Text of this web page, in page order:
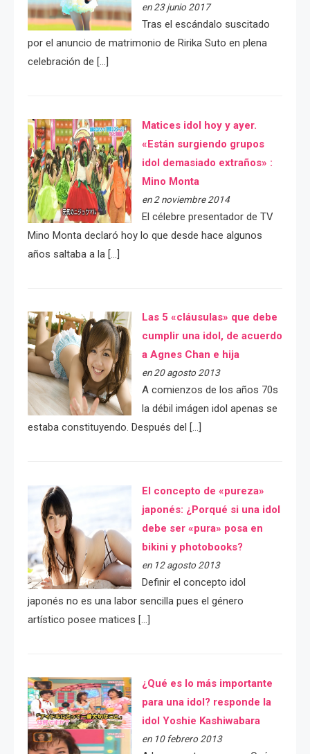
en 23 junio 2017
Tras el escándalo suscitado
por el anuncio de matrimonio de Ririka Suto en plena
celebración de […]
Matices idol hoy y ayer.
«Están surgiendo grupos
idol demasiado extraños» :
Mino Monta
en 2 noviembre 2014
El célebre presentador de TV
Mino Monta declaró hoy lo que desde hace algunos
años saltaba a la […]
Las 5 «cláusulas» que debe
cumplir una idol, de acuerdo
a Agnes Chan e hija
en 20 agosto 2013
A comienzos de los años 70s
la débil imágen idol apenas se
estaba constituyendo. Después del […]
El concepto de «pureza»
japonés: ¿Porqué si una idol
debe ser «pura» posa en
bikini y photobooks?
en 12 agosto 2013
Definir el concepto idol
japonés no es una labor sencilla pues el género
artístico posee matices […]
¿Qué es lo más importante
para una idol? responde la
idol Yoshie Kashiwabara
en 10 febrero 2013